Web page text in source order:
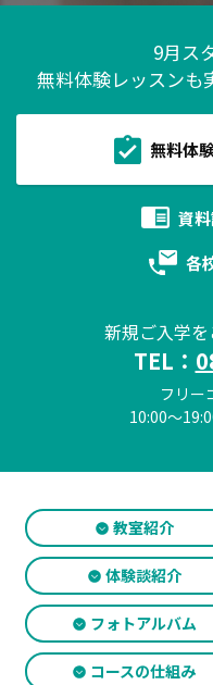
9月ス
無料体験レッスンも
無料体
資
各
新規ご入学
TEL：
フリー
10:00～
教室紹介
体験談紹介
フォトアルバム
コースの仕組み